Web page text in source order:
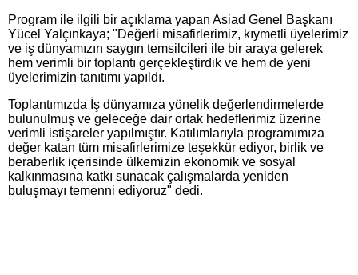
Program ile ilgili bir açıklama yapan Asiad Genel Başkanı
Yücel Yalçınkaya; "Değerli misafirlerimiz, kıymetli üyelerimiz
ve iş dünyamızın saygın temsilcileri ile bir araya gelerek
hem verimli bir toplantı gerçekleştirdik ve hem de yeni
üyelerimizin tanıtımı yapıldı.
Toplantımızda İş dünyamıza yönelik değerlendirmelerde
bulunulmuş ve geleceğe dair ortak hedeflerimiz üzerine
verimli istişareler yapılmıştır. Katılımlarıyla programımıza
değer katan tüm misafirlerimize teşekkür ediyor, birlik ve
beraberlik içerisinde ülkemizin ekonomik ve sosyal
kalkınmasına katkı sunacak çalışmalarda yeniden
buluşmayı temenni ediyoruz" dedi.